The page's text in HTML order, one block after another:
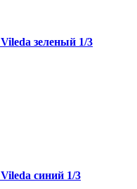
зеленый 1/3
синий 1/3